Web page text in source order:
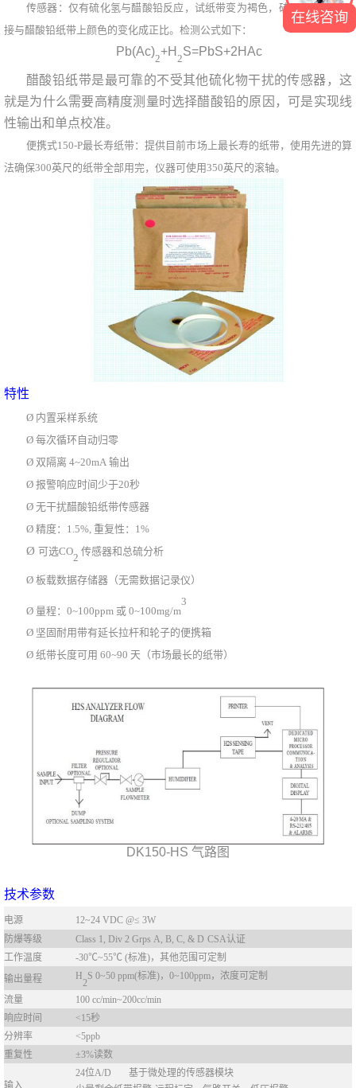
传感器：仅有硫化氢与醋酸铅反应， 试纸带变为褐色，硫化氢的含量直
接与醋酸铅纸带上颜色的变化成正比。检测公式如下：
Pb(Ac)
2
+H
2
S=PbS+2HAc
醋酸铅纸带是最可靠的不受其他硫化物干扰的传感器，这
就是为什么需要高精度测量时选择醋酸铅的原因，可是实现线
性输出和单点校准。
便携式150-P最长寿纸带：提供目前市场上最长寿的纸带，使用先进的算
法确保300英尺的纸带全部用完，仪器可使用350英尺的滚轴。
特性
Ø 内置采样系统
Ø 每次循环自动归零
Ø 双隔离 4~20mA 输出
Ø 报警响应时间少于20秒
Ø 无干扰醋酸铅纸带传感器
Ø 精度：1.5%, 重复性：1%
Ø 可选CO
2
传感器和总硫分析
Ø 板载数据存储器（无需数据记录仪）
Ø 量程：0~100ppm 或 0~100mg/m
3
Ø 坚固耐用带有延长拉杆和轮子的便携箱
Ø 纸带长度可用 60~90 天（市场最长的纸带）
DK150-HS 气路图
技术参数
电源
12~24 VDC @≤ 3W
防爆等级
Class 1, Div 2 Grps A, B, C, & D CSA认证
工作温度
-30℃~55℃ (标准)，其他范围可定制
输出量程
H
2
S 0~50 ppm(标准)，0~100ppm， 浓度可定制
流量
100 cc/min~200cc/min
响应时间
<15秒
分辨率
<5ppb
重复性
±3%读数
24位A/D
基于微处理的传感器模块
在线咨询